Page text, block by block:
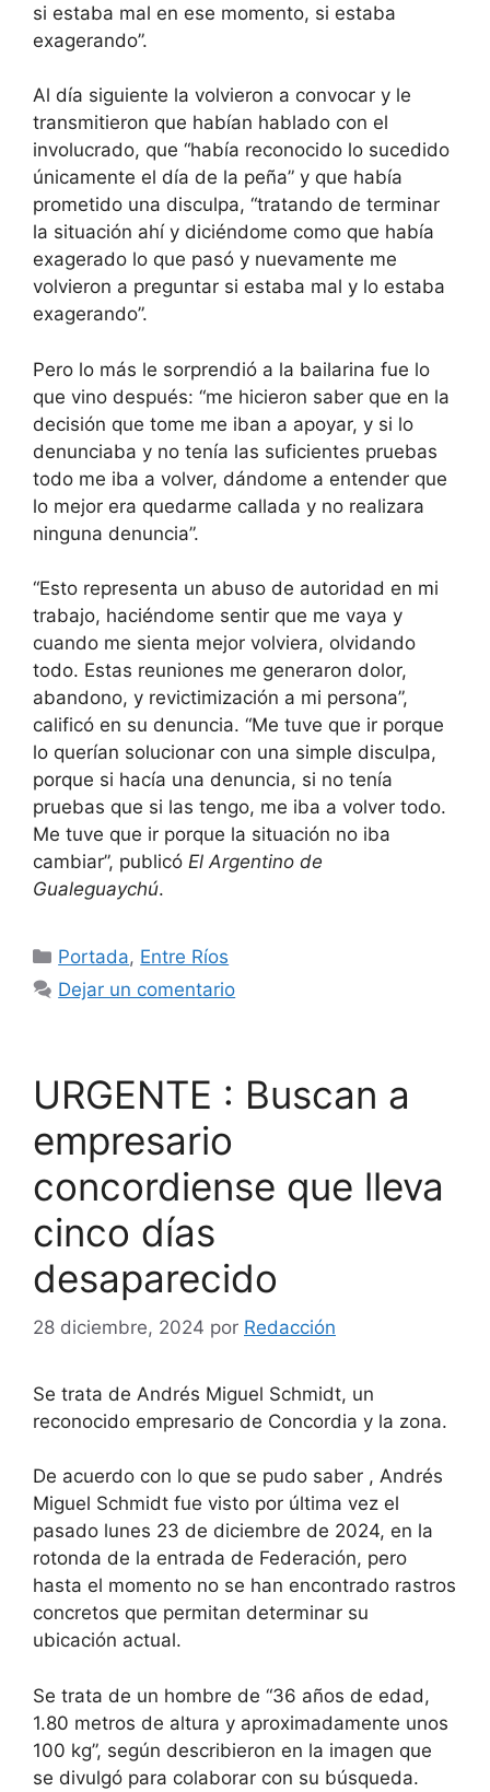
si estaba mal en ese momento, si estaba
exagerando”.
Al día siguiente la volvieron a convocar y le
transmitieron que habían hablado con el
involucrado, que “había reconocido lo sucedido
únicamente el día de la peña” y que había
prometido una disculpa, “tratando de terminar
la situación ahí y diciéndome como que había
exagerado lo que pasó y nuevamente me
volvieron a preguntar si estaba mal y lo estaba
exagerando”.
Pero lo más le sorprendió a la bailarina fue lo
que vino después: “me hicieron saber que en la
decisión que tome me iban a apoyar, y si lo
denunciaba y no tenía las suficientes pruebas
todo me iba a volver, dándome a entender que
lo mejor era quedarme callada y no realizara
ninguna denuncia”.
“Esto representa un abuso de autoridad en mi
trabajo, haciéndome sentir que me vaya y
cuando me sienta mejor volviera, olvidando
todo. Estas reuniones me generaron dolor,
abandono, y revictimización a mi persona”,
calificó en su denuncia. “Me tuve que ir porque
lo querían solucionar con una simple disculpa,
porque si hacía una denuncia, si no tenía
pruebas que si las tengo, me iba a volver todo.
Me tuve que ir porque la situación no iba
cambiar”, publicó El Argentino de
Gualeguaychú.
Categorías
Portada, Entre Ríos
Dejar un comentario
URGENTE : Buscan a
empresario
concordiense que lleva
cinco días
desaparecido
28 diciembre, 2024 por Redacción
Se trata de Andrés Miguel Schmidt, un
reconocido empresario de Concordia y la zona.
De acuerdo con lo que se pudo saber , Andrés
Miguel Schmidt fue visto por última vez el
pasado lunes 23 de diciembre de 2024, en la
rotonda de la entrada de Federación, pero
hasta el momento no se han encontrado rastros
concretos que permitan determinar su
ubicación actual.
Se trata de un hombre de “36 años de edad,
1.80 metros de altura y aproximadamente unos
100 kg”, según describieron en la imagen que
se divulgó para colaborar con su búsqueda.